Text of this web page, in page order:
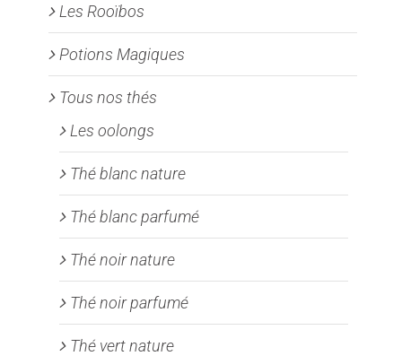
Les Rooïbos
Potions Magiques
Tous nos thés
Les oolongs
Thé blanc nature
Thé blanc parfumé
Thé noir nature
Thé noir parfumé
Thé vert nature